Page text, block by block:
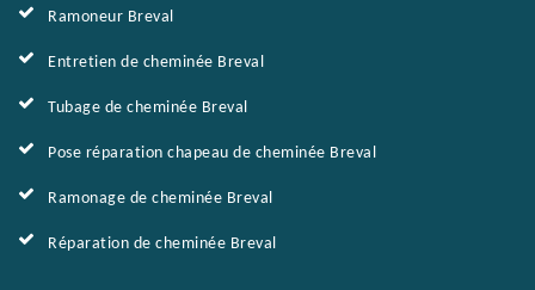
Ramoneur Breval
Entretien de cheminée Breval
Tubage de cheminée Breval
Pose réparation chapeau de cheminée Breval
Ramonage de cheminée Breval
Réparation de cheminée Breval